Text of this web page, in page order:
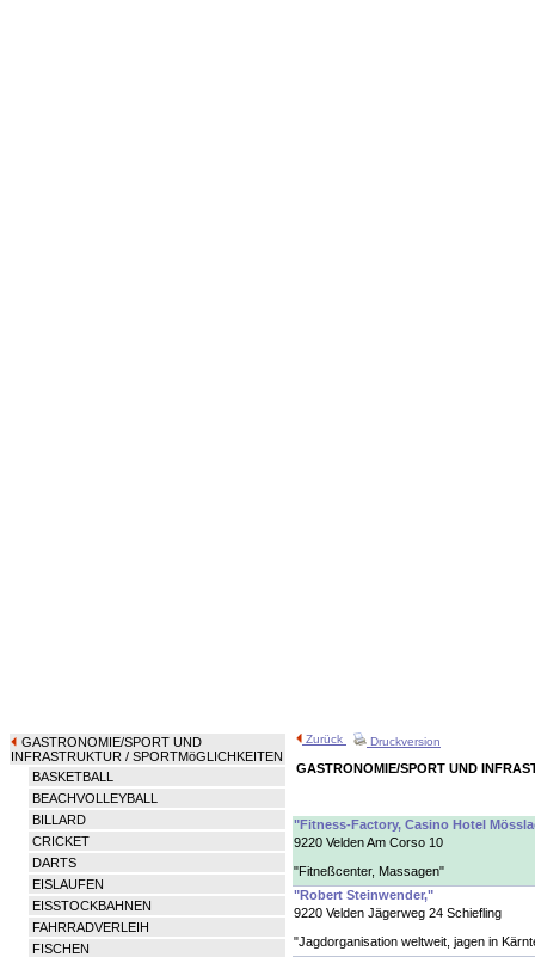
GASTRONOMIE/SPORT UND
INFRASTRUKTUR / SPORTMöGLICHKEITEN
BASKETBALL
BEACHVOLLEYBALL
BILLARD
CRICKET
DARTS
EISLAUFEN
EISSTOCKBAHNEN
FAHRRADVERLEIH
FISCHEN
Zurück Druckversion
GASTRONOMIE/SPORT UND
"Fitness-Factory, Casino Hotel
9220 Velden Am Corso 10
"Fitneßcenter, Massagen"
"Robert Steinwender,"
9220 Velden Jägerweg 24 Schiefling
"Jagdorganisation weltweit, jagen in